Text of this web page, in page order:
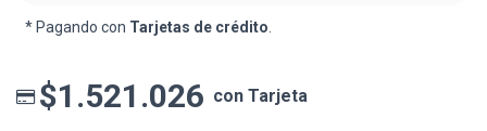
* Pagando con Tarjetas de crédito.
$1.521.026 con Tarjeta